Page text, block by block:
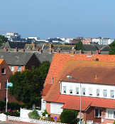
Projekte